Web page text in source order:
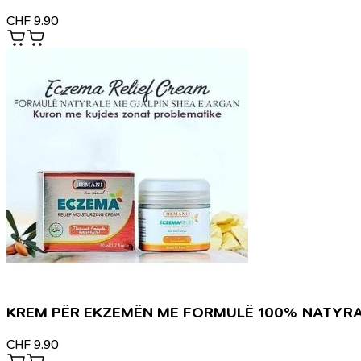
CHF 9.90
KREM PËR EKZEMËN ME FORMULË 100%
CHF 9.90